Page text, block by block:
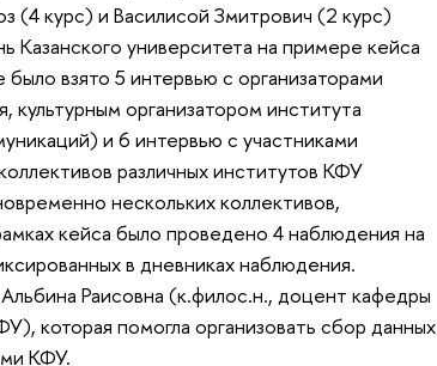
курс) и Василисой Змитрович (2 курс)
Казанского университета на примере кейса
взято 5 интервью с организаторами
культурным организатором института
и 6 интервью с участниками
различных институтов КФУ
нескольких коллективов,
кейса было проведено 4 наблюдения на
в дневниках наблюдения.
Раисовна (к.филос.н., доцент кафедры
которая помогла организовать сбор данных
КФУ.